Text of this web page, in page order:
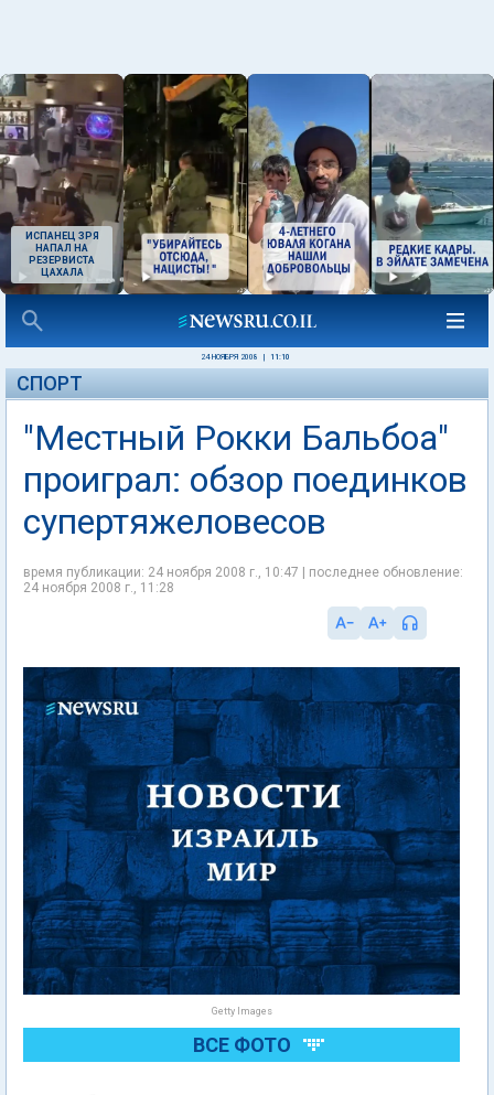
ИСПАНЕЦ ЗРЯ
НАПАЛ НА
РЕЗЕРВИСТА
ЦАХАЛА
24 НОЯБРЯ 2008 11:10
СПОРТ
"Местный Рокки Бальбоа"
проиграл: обзор поединков
супертяжеловесов
время публикации: 24 ноября 2008 г., 10:47 | последнее обновление:
24 ноября 2008 г., 11:28
Getty Images
ВСЕ ФОТО